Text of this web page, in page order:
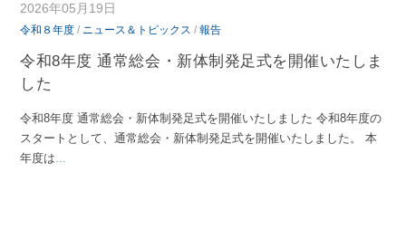
2026年05月19日
令和８年度 / ニュース＆トピックス /報告
令和8年度 通常総会・新体制発足式を開催いたしま
した
令和8年度 通常総会・新体制発足式を開催いたしました 令和8年度の
スタートとして、通常総会・新体制発足式を開催いたしました。 本
年度は